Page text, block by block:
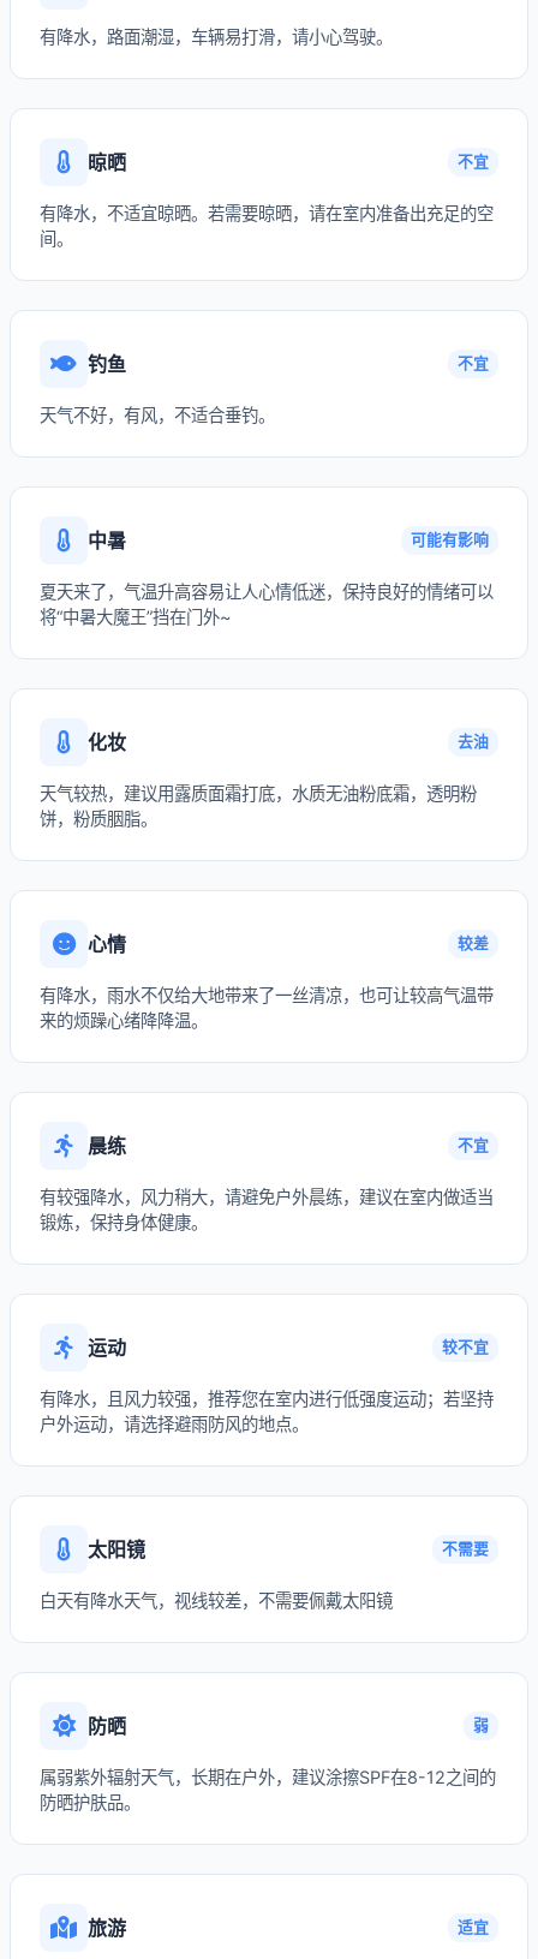
有降水，路面潮湿，车辆易打滑，请小心驾驶。
晾晒 不宜
有降水，不适宜晾晒。若需要晾晒，请在室内准备出充足的空
间。
钓鱼 不宜
天气不好，有风，不适合垂钓。
中暑 可能有影响
夏天来了，气温升高容易让人心情低迷，保持良好的情绪可以
将“中暑大魔王”挡在门外~
化妆 去油
天气较热，建议用露质面霜打底，水质无油粉底霜，透明粉
饼，粉质胭脂。
心情 较差
有降水，雨水不仅给大地带来了一丝清凉，也可让较高气温带
来的烦躁心绪降降温。
晨练 不宜
有较强降水，风力稍大，请避免户外晨练，建议在室内做适当
锻炼，保持身体健康。
运动 较不宜
有降水，且风力较强，推荐您在室内进行低强度运动；若坚持
户外运动，请选择避雨防风的地点。
太阳镜 不需要
白天有降水天气，视线较差，不需要佩戴太阳镜
防晒 弱
属弱紫外辐射天气，长期在户外，建议涂擦SPF在8-12之间的
防晒护肤品。
旅游 适宜